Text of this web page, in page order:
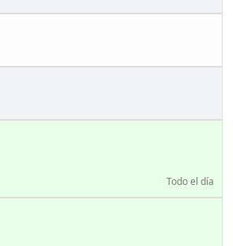
Todo el día